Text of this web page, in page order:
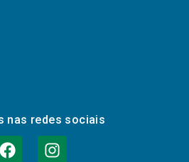
nas redes sociais